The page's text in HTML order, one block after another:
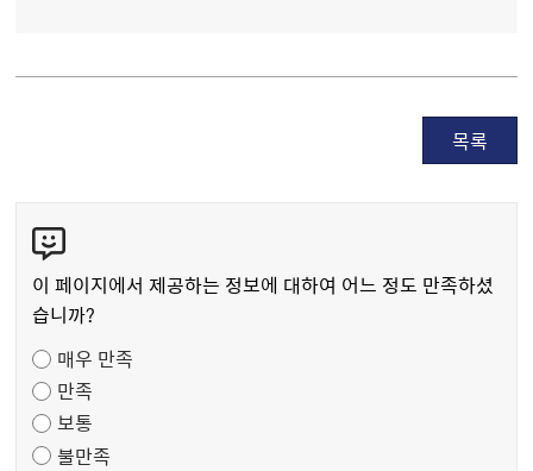
목록
텐
츠
만
도
조
사
이 페이지에서 제공하는 정보에 대하여 어느 정도 만족하셨
습니까?
매우 만족
만족
보통
불만족